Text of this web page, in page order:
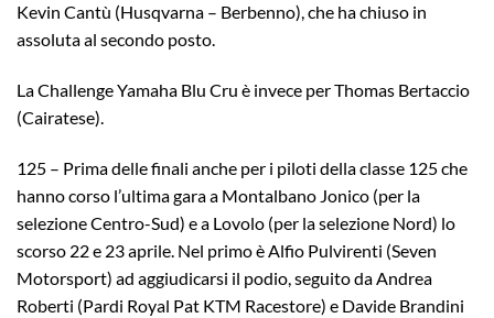
Kevin Cantù (Husqvarna – Berbenno), che ha chiuso in
assoluta al secondo posto.
La Challenge Yamaha Blu Cru è invece per Thomas Bertaccio
(Cairatese).
125 – Prima delle finali anche per i piloti della classe 125 che
hanno corso l’ultima gara a Montalbano Jonico (per la
selezione Centro-Sud) e a Lovolo (per la selezione Nord) lo
scorso 22 e 23 aprile. Nel primo è Alfio Pulvirenti (Seven
Motorsport) ad aggiudicarsi il podio, seguito da Andrea
Roberti (Pardi Royal Pat KTM Racestore) e Davide Brandini